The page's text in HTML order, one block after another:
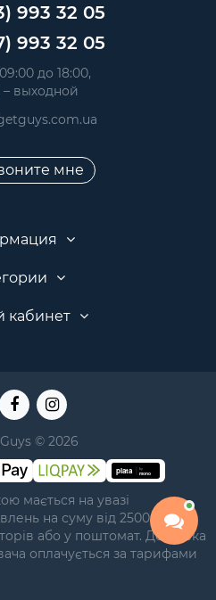
993 32 05
993 32 05
до 18:00,
выходной
мне
кабинет
© 2026
мається на увазі
на суму від 2500 грн у
або у поштомат. Доставка
оплачується за тарифами